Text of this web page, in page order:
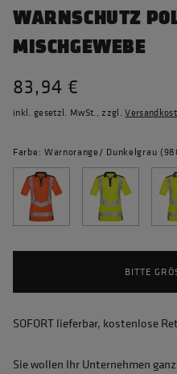
WARNSCHUTZ
MISCHGEWEBE
83,94 €
inkl. gesetzl. MwSt., zzgl.
Farbe: Warnorange/ Dunkelgrau
BITTE
SOFORT lieferbar, kostenlose
Sie wollen Ihr Unternehmen